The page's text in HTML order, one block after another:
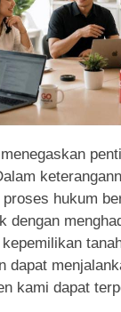
hukum
dengan
dapat
kami dapat